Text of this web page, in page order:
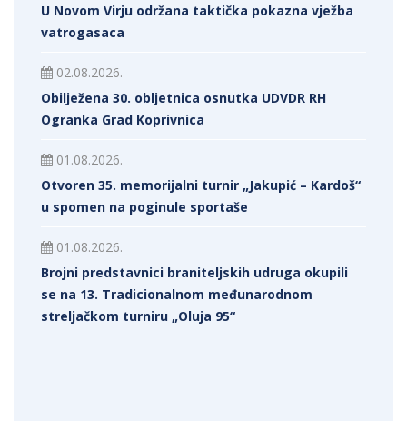
U Novom Virju održana taktička pokazna vježba
vatrogasaca
02.08.2026.
Obilježena 30. obljetnica osnutka UDVDR RH
Ogranka Grad Koprivnica
01.08.2026.
Otvoren 35. memorijalni turnir „Jakupić – Kardoš“
u spomen na poginule sportaše
01.08.2026.
Brojni predstavnici braniteljskih udruga okupili
se na 13. Tradicionalnom međunarodnom
streljačkom turniru „Oluja 95“